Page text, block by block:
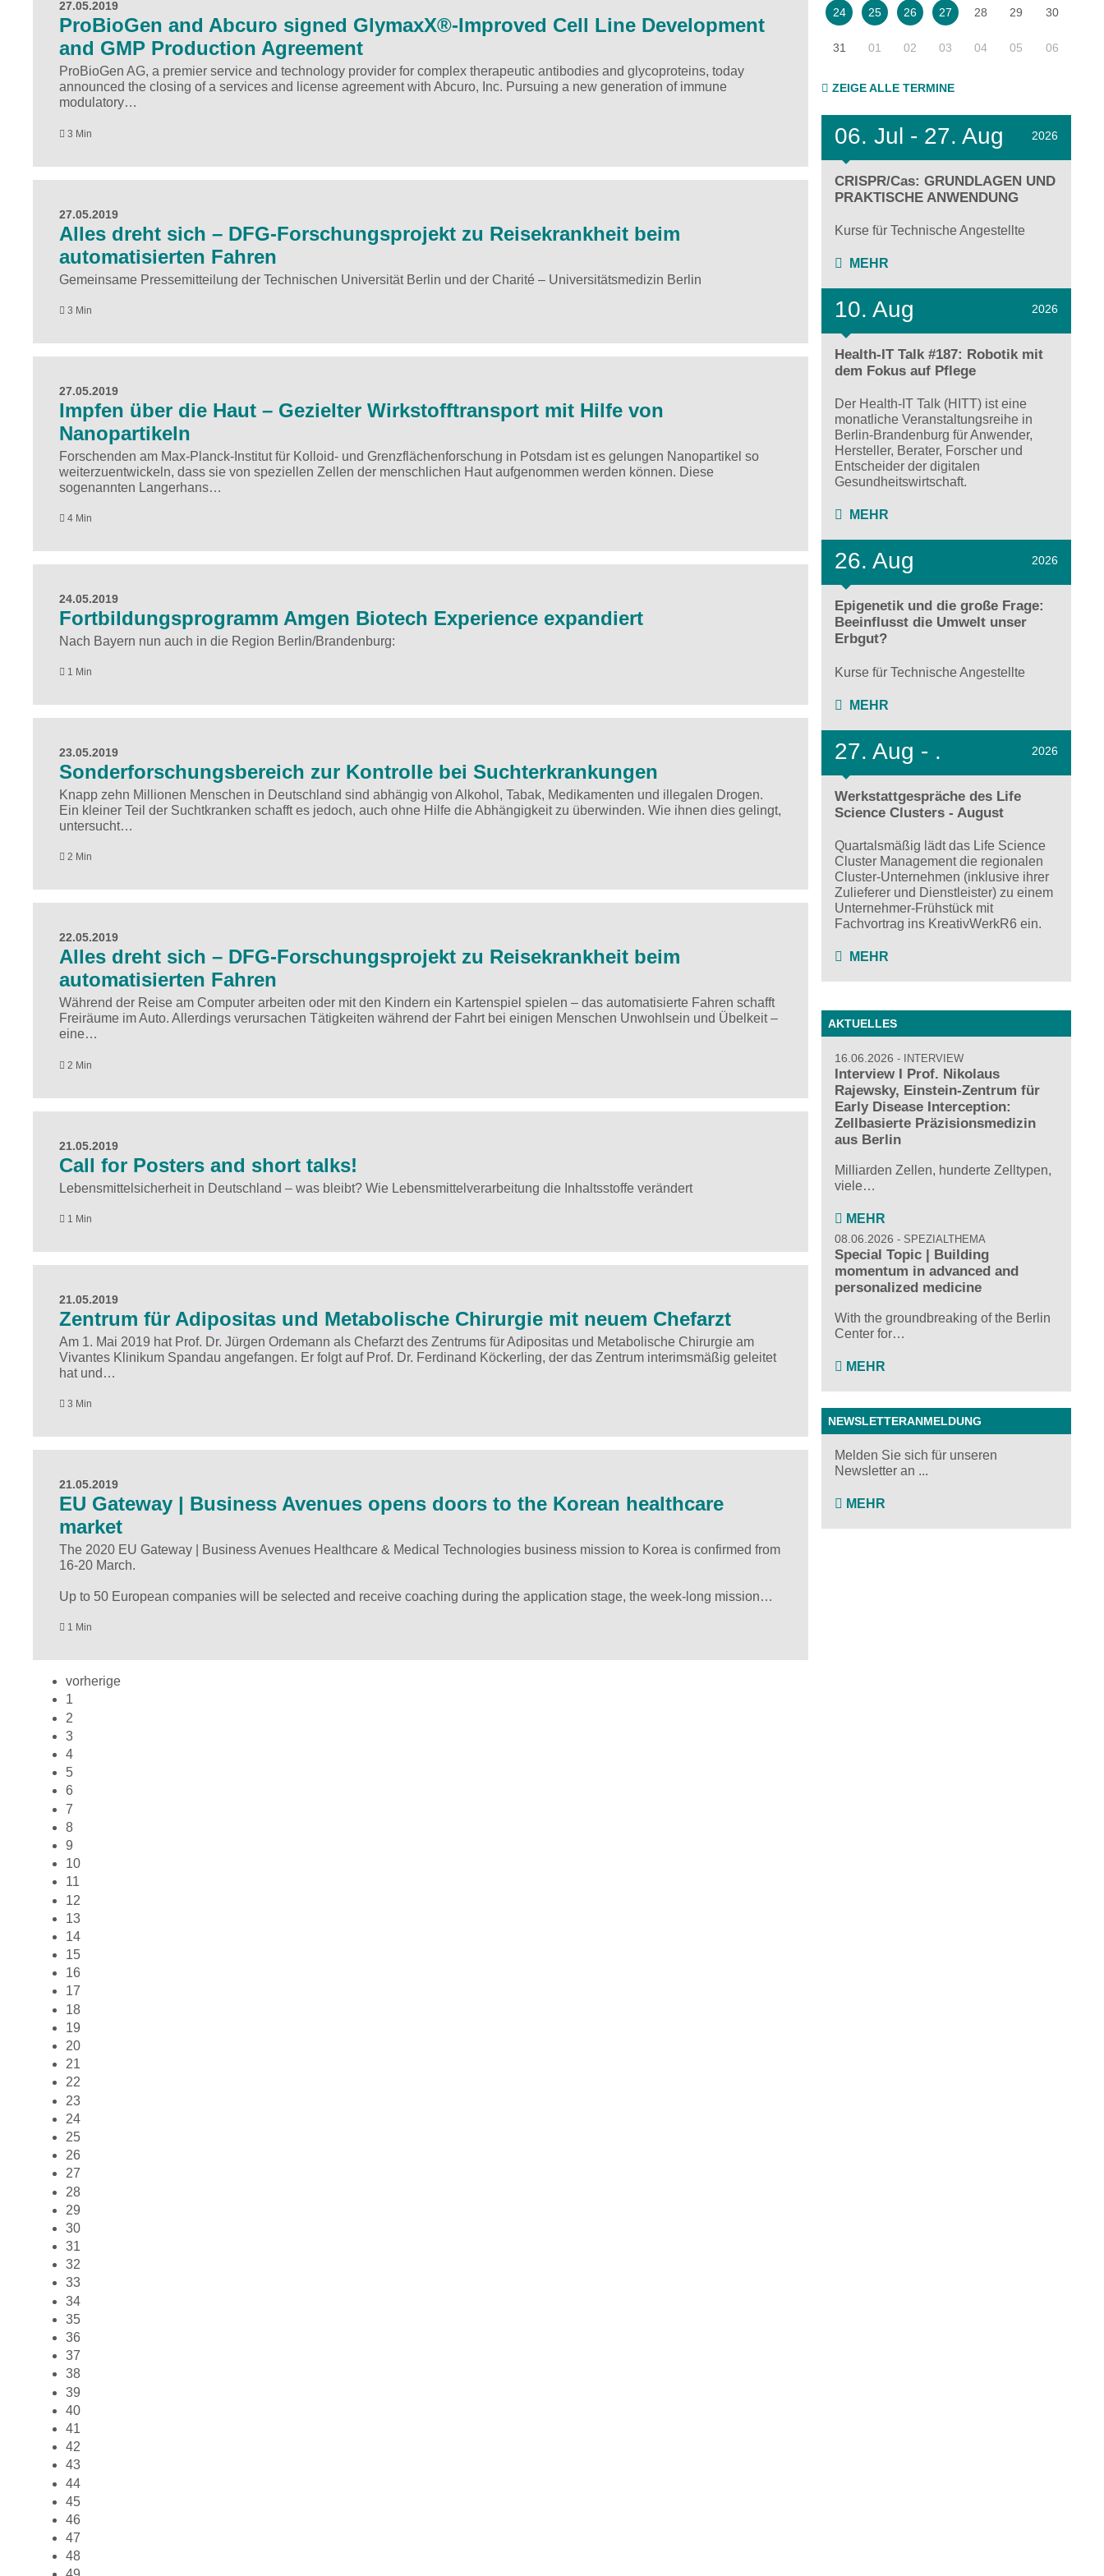
27.05.2019
ProBioGen and Abcuro signed GlymaxX®-Improved Cell Line Development
and GMP Production Agreement
ProBioGen AG, a premier service and technology provider for complex therapeutic antibodies and glycoproteins, today
announced the closing of a services and license agreement with Abcuro, Inc. Pursuing a new generation of immune
modulatory…
3 Min
27.05.2019
Alles dreht sich – DFG-Forschungsprojekt zu Reisekrankheit beim
automatisierten Fahren
Gemeinsame Pressemitteilung der Technischen Universität Berlin und der Charité – Universitätsmedizin Berlin
3 Min
27.05.2019
Impfen über die Haut – Gezielter Wirkstofftransport mit Hilfe von
Nanopartikeln
Forschenden am Max-Planck-Institut für Kolloid- und Grenzflächenforschung in Potsdam ist es gelungen Nanopartikel so
weiterzuentwickeln, dass sie von speziellen Zellen der menschlichen Haut aufgenommen werden können. Diese
sogenannten Langerhans…
4 Min
24.05.2019
Fortbildungsprogramm Amgen Biotech Experience expandiert
Nach Bayern nun auch in die Region Berlin/Brandenburg:
1 Min
23.05.2019
Sonderforschungsbereich zur Kontrolle bei Suchterkrankungen
Knapp zehn Millionen Menschen in Deutschland sind abhängig von Alkohol, Tabak, Medikamenten und illegalen Drogen.
Ein kleiner Teil der Suchtkranken schafft es jedoch, auch ohne Hilfe die Abhängigkeit zu überwinden. Wie ihnen dies gelingt,
untersucht…
2 Min
22.05.2019
Alles dreht sich – DFG-Forschungsprojekt zu Reisekrankheit beim
automatisierten Fahren
Während der Reise am Computer arbeiten oder mit den Kindern ein Kartenspiel spielen – das automatisierte Fahren schafft
Freiräume im Auto. Allerdings verursachen Tätigkeiten während der Fahrt bei einigen Menschen Unwohlsein und Übelkeit –
eine…
2 Min
21.05.2019
Call for Posters and short talks!
Lebensmittelsicherheit in Deutschland – was bleibt? Wie Lebensmittelverarbeitung die Inhaltsstoffe verändert
1 Min
21.05.2019
Zentrum für Adipositas und Metabolische Chirurgie mit neuem Chefarzt
Am 1. Mai 2019 hat Prof. Dr. Jürgen Ordemann als Chefarzt des Zentrums für Adipositas und Metabolische Chirurgie am
Vivantes Klinikum Spandau angefangen. Er folgt auf Prof. Dr. Ferdinand Köckerling, der das Zentrum interimsmäßig geleitet
hat und…
3 Min
21.05.2019
EU Gateway | Business Avenues opens doors to the Korean healthcare
market
The 2020 EU Gateway | Business Avenues Healthcare & Medical Technologies business mission to Korea is confirmed from
16-20 March.
Up to 50 European companies will be selected and receive coaching during the application stage, the week-long mission…
1 Min
vorherige
1
2
3
4
5
6
7
8
9
10
11
12
13
14
15
16
17
18
19
20
21
22
23
24
25
26
27
28
29
30
31
32
33
34
35
36
37
38
39
40
41
42
43
44
45
46
47
48
24 25 26 27 28 29 30
31 01 02 03 04 05 06
ZEIGE ALLE TERMINE
06. Jul - 27. Aug 2026
CRISPR/Cas: GRUNDLAGEN UND
PRAKTISCHE ANWENDUNG
Kurse für Technische Angestellte
MEHR
10. Aug 2026
Health-IT Talk #187: Robotik mit
dem Fokus auf Pflege
Der Health-IT Talk (HITT) ist eine
monatliche Veranstaltungsreihe in
Berlin-Brandenburg für Anwender,
Hersteller, Berater, Forscher und
Entscheider der digitalen
Gesundheitswirtschaft.
MEHR
26. Aug 2026
Epigenetik und die große Frage:
Beeinflusst die Umwelt unser
Erbgut?
Kurse für Technische Angestellte
MEHR
27. Aug - . 2026
Werkstattgespräche des Life
Science Clusters - August
Quartalsmäßig lädt das Life Science
Cluster Management die regionalen
Cluster-Unternehmen (inklusive ihrer
Zulieferer und Dienstleister) zu einem
Unternehmer-Frühstück mit
Fachvortrag ins KreativWerkR6 ein.
MEHR
AKTUELLES
16.06.2026 INTERVIEW
Interview I Prof. Nikolaus
Rajewsky, Einstein-Zentrum für
Early Disease Interception:
Zellbasierte Präzisionsmedizin
aus Berlin
Milliarden Zellen, hunderte Zelltypen,
viele…
MEHR
08.06.2026 SPEZIALTHEMA
Special Topic | Building
momentum in advanced and
personalized medicine
With the groundbreaking of the Berlin
Center for…
MEHR
NEWSLETTERANMELDUNG
Melden Sie sich für unseren
Newsletter an ...
MEHR